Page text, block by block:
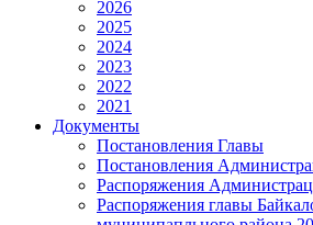
2026
2025
2024
2023
2022
2021
Документы
Постановления Главы
Постановления
Распоряжения
Распоряжения главы